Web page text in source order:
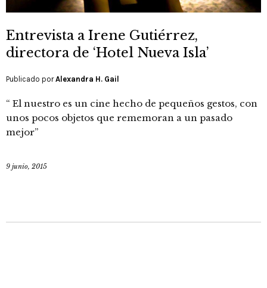
Entrevista a Irene Gutiérrez,
directora de ‘Hotel Nueva Isla’
Publicado porAlexandra H. Gail
“ El nuestro es un cine hecho de pequeños gestos, con
unos pocos objetos que rememoran a un pasado
mejor”
9 junio, 2015